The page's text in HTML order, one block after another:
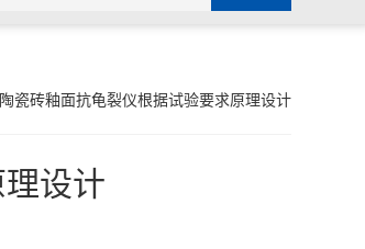
瓷砖釉面抗龟裂仪根据试验要求原理设计
设计